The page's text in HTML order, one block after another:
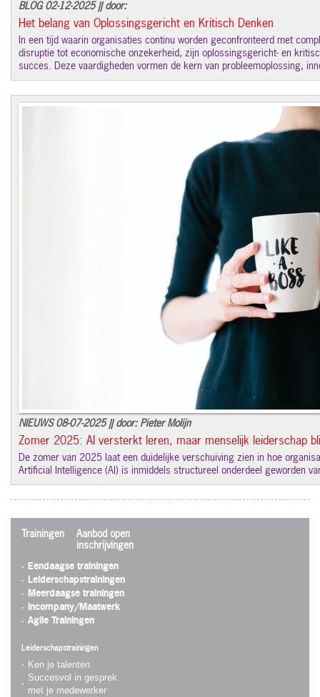
BLOG 02-12-2025 || door:
Het belang van Oplossingsgericht en Kritisch Denken
In een tijd waarin organisaties continu worden geconfronteerd met
disruptie tot economische onzekerheid, zijn oplossingsgericht- en
succes. Deze vaardigheden vormen de kern van probleemoplossing,
NIEUWS 08-07-2025 || door: Pieter Molijn
Zomer 2025: AI versterkt leren, maar menselijk leiderschap
De zomer van 2025 laat een duidelijke verschuiving zien in hoe
Artificial Intelligence (AI) is inmiddels structureel onderdeel geworden
Trainingen
Aanbod open
inschrijvingen
Eendaagse trainingen
Leiderschapstrainingen
Meerdaagse trainingen
Incompany/Maatwerk
Agile Trainingen
Leiderschapstrainingen
Ken je talenten
Succesvol in gesprek
met je medewerker